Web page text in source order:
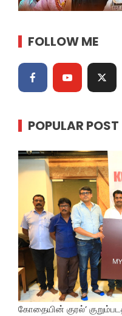
FOLLOW ME
POPULAR POST
கோதையின் குரல்’